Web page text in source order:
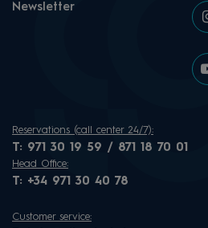
Newsletter
Reservations (call center 24/7):
T: 971 30 19 59 / 871 18 70 01
Head Office:
T: +34 971 30 40 78
Customer service: